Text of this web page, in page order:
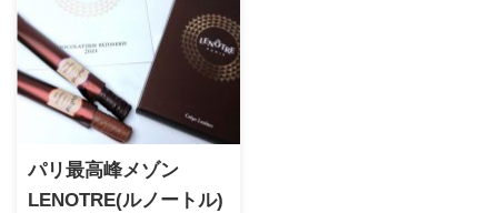
キャラメルマンデーの朝 どこ
で売ってる？実店舗の販売状
況や通販サイト、気になる実
食感まで詳しく。2026年の最
新情報を基に、実際にイオン
で購入した体験を交えて紹介
パリ最高峰メゾン
LENOTRE(ルノートル)